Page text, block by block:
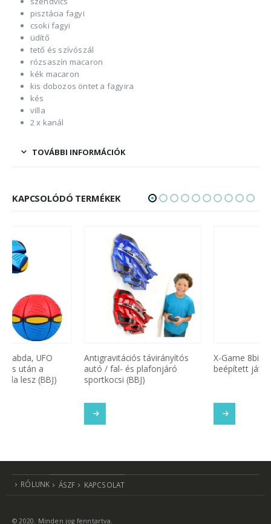
pisztácia fagyi
csoki fagyi
üdítő
tető és szívószál
rózsaszín macaron
kék macaron
kis dobozos öntet a fagyira
kés
villa
2 x kanál
TOVÁBBI INFORMÁCIÓK
KAPCSOLÓDÓ TERMÉKEK
Antigravitációs távirányítós
autó / fal- és plafonjáró
sportkocsi (BBJ)
X-Game 8bit TV játék 16 db
beépített játékkal (BBV)
TOVÁBB OLVASOM
RÓLUNK ÁSZF KAPCSOLAT
© 2020. Minden jog fenntartva.